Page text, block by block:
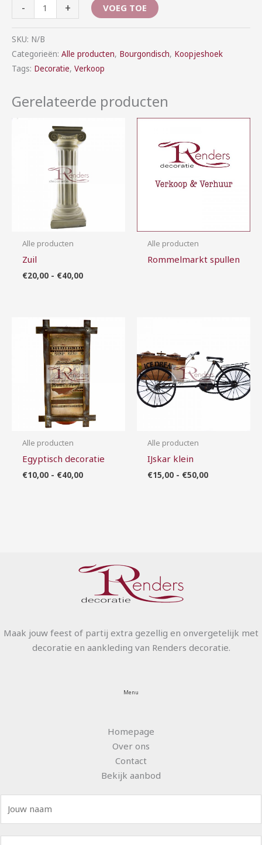
- + VOEG TOE
SKU: N/B
Categorieën: Alle producten, Bourgondisch, Koopjeshoek
Tags: Decoratie, Verkoop
Gerelateerde producten
Alle producten
Zuil
€20,00 - €40,00
€20,00
tot
Alle producten
Rommelmarkt spullen
Alle producten
Egyptisch decoratie
€10,00 - €40,00
Prijsklasse:
€10,00
tot
€40,00
Alle producten
IJskar klein
€15,00 - €50,00
Maak jouw feest of partij extra gezellig en onvergetelijk met
decoratie en aankleding van Renders decoratie.
Menu
Homepage
Over ons
Contact
Bekijk aanbod